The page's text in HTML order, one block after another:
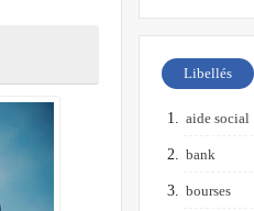
Libellés
aide social
bank
bourses